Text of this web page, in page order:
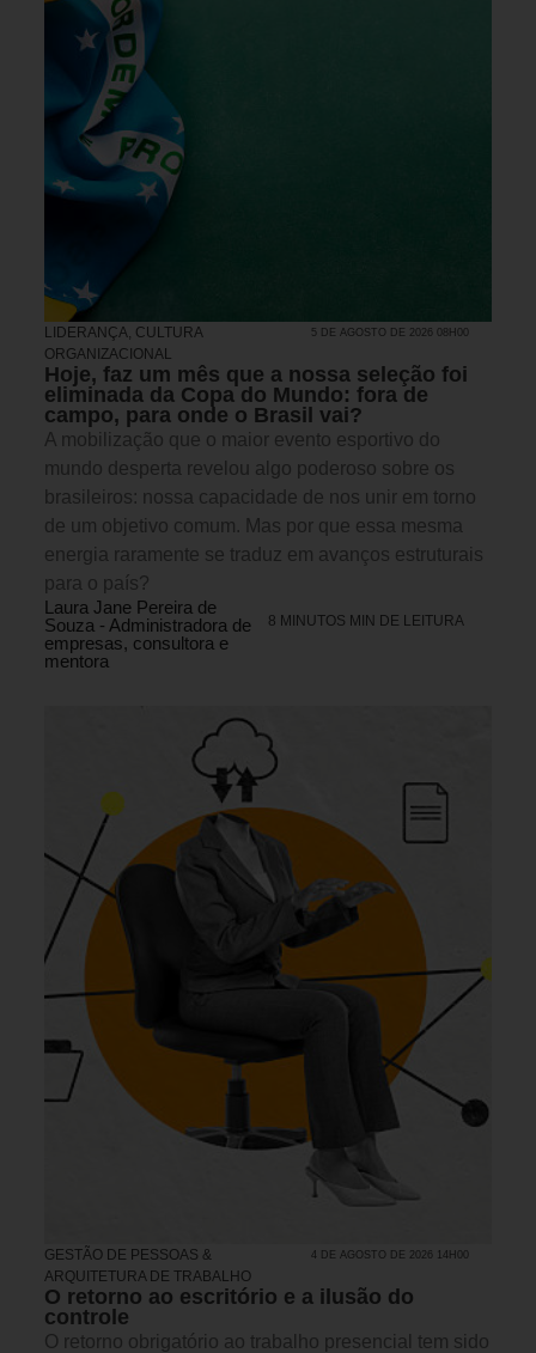
LIDERANÇA CULTURA
ORGANIZACIONAL
5 DE AGOSTO DE 2026 08H00
Hoje, faz um mês que a nossa seleção foi
eliminada da Copa do Mundo: fora de
campo, para onde o Brasil vai?
A mobilização que o maior evento esportivo do
mundo desperta revelou algo poderoso sobre os
brasileiros: nossa capacidade de nos unir em torno
de um objetivo comum. Mas por que essa mesma
energia raramente se traduz em avanços estruturais
para o país?
Laura Jane Pereira de
Souza - Administradora de
empresas, consultora e
mentora
8 MINUTOS MIN DE LEITURA
GESTÃO DE PESSOAS &
ARQUITETURA DE TRABALHO
4 DE AGOSTO DE 2026 14H00
O retorno ao escritório e a ilusão do
controle
O retorno obrigatório ao trabalho presencial tem sido